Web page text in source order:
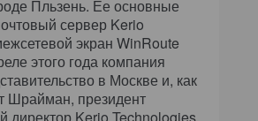
Пльзень. Ее основные
сервер Kerio
экран WinRoute
этого года компания
в Москве и, как
Шрайман, президент